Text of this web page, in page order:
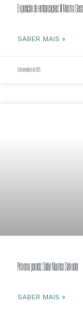
Exposição de embarcações: III Mostra
SABER MAIS »
9 de novembro de 2023
Próxima parada: Salão Náutico Salvador
SABER MAIS »